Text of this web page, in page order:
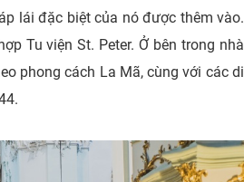
lái đặc biệt của nó được thêm vào.
Tu viện St. Peter. Ở bên trong nhà
phong cách La Mã, cùng với các di